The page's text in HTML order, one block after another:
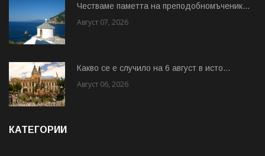
Честваме паметта на преподобномъченик...
Август 07, 2026
Какво се е случило на 6 август в исто...
Август 06, 2026
КАТЕГОРИИ